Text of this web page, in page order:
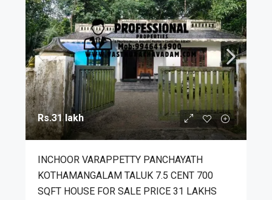
Rs.31 lakh
INCHOOR VARAPPETTY PANCHAYATH
KOTHAMANGALAM TALUK 7.5 CENT 700
SQFT HOUSE FOR SALE PRICE 31 LAKHS